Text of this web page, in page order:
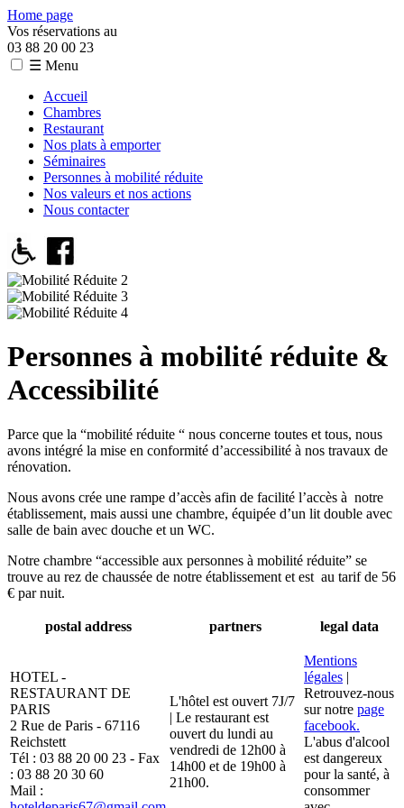
Home page
Vos réservations au
03 88 20 00 23
☰ Menu
Accueil
Chambres
Restaurant
Nos plats à emporter
Séminaires
Personnes à mobilité réduite
Nos valeurs et nos actions
Nous contacter
Personnes à mobilité réduite &
Accessibilité
Parce que la “mobilité réduite “ nous concerne toutes et tous, nous
avons intégré la mise en conformité d’accessibilité à nos travaux de
rénovation.
Nous avons crée une rampe d’accès afin de facilité l’accès à notre
établissement, mais aussi une chambre, équipée d’un lit double avec
salle de bain avec douche et un WC.
Notre chambre “accessible aux personnes à mobilité réduite” se
trouve au rez de chaussée de notre établissement et est au tarif de 56
€ par nuit.
postal address partners legal data
HOTEL -
RESTAURANT DE
PARIS
2 Rue de Paris - 67116
Reichstett
Tél : 03 88 20 00 23 - Fax
: 03 88 20 30 60
Mail :
L'hôtel est ouvert 7J/7
| Le restaurant est
ouvert du lundi au
vendredi de 12h00 à
14h00 et de 19h00 à
21h00.
Mentions
légales |
Retrouvez-nous
sur notre page
facebook.
L'abus d'alcool
est dangereux
pour la santé, à
consommer